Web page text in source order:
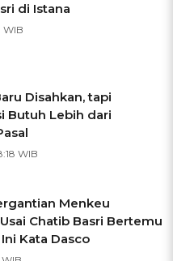
di Istana
WIB
Disahkan, tapi
Butuh Lebih dari
WIB
Menkeu
Chatib Basri Bertemu
Kata Dasco